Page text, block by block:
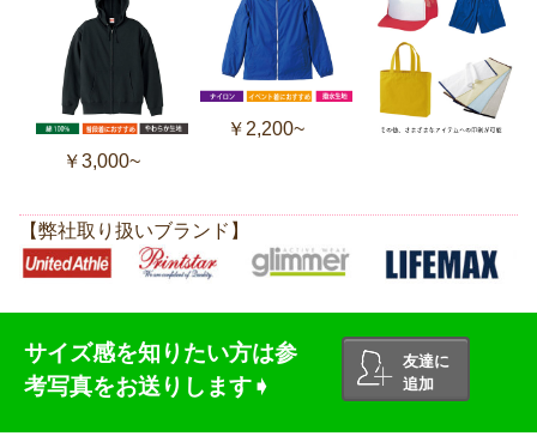
￥3,000~
￥2,200~
【弊社取り扱いブランド】
サイズ感を知りたい方は参
考写真をお送りします➧
友達に
追加